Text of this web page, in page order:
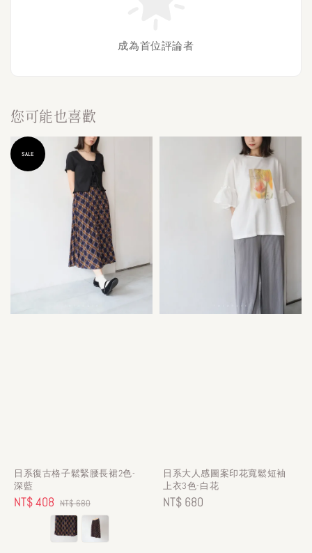
成為首位評論者
您可能也喜歡
SALE
日系復古格子鬆緊腰長裙2色-
深藍
Sale
NT$ 408 Regular
price
NT$ 680
日系大人感圖案印花寬鬆短袖
上衣3色-白花
Regular
NT$ 680